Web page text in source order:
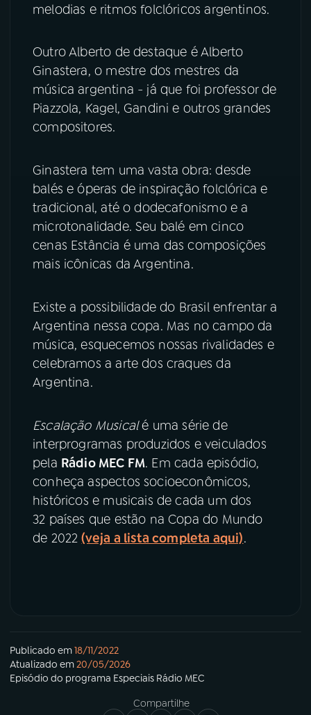
melodias e ritmos folclóricos argentinos.
Outro Alberto de destaque é Alberto
Ginastera, o mestre dos mestres da
música argentina - já que foi professor de
Piazzola, Kagel, Gandini e outros grandes
compositores.
Ginastera tem uma vasta obra: desde
balés e óperas de inspiração folclórica e
tradicional, até o dodecafonismo e a
microtonalidade. Seu balé em cinco
cenas Estância é uma das composições
mais icônicas da Argentina.
Existe a possibilidade do Brasil enfrentar a
Argentina nessa copa. Mas no campo da
música, esquecemos nossas rivalidades e
celebramos a arte dos craques da
Argentina.
Escalação Musicalé uma série de
interprogramas produzidos e veiculados
pela Rádio MEC FM. Em cada episódio,
conheça aspectos socioeconômicos,
históricos e musicais de cada um dos
32 países que estão na Copa do Mundo
de 2022(veja a lista completa aqui).
Publicado em18/11/2022
Atualizado em20/05/2026
Episódio do programa Especiais Rádio MEC
Compartilhe